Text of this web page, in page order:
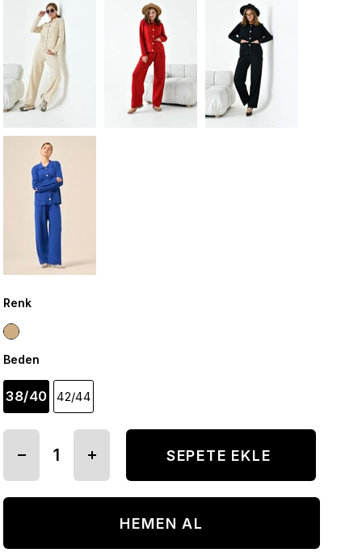
Renk
Beden
38/40 42/44